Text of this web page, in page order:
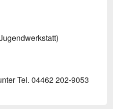
Tel. 04462 202-9053